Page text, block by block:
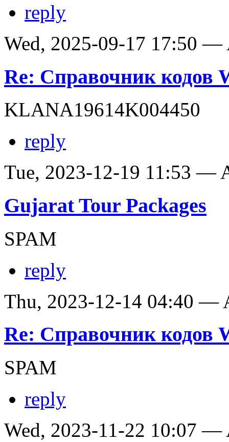
reply
Wed, 2025-09-17 17:50 —
Re: Справочник кодов
KLANA19614K004450
reply
Tue, 2023-12-19 11:53 —
Gujarat Tour Packages
SPAM
reply
Thu, 2023-12-14 04:40 —
Re: Справочник кодов
SPAM
reply
Wed, 2023-11-22 10:07 —